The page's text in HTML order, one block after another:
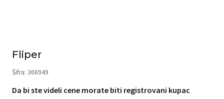
Fliper
Šifra: 306949
Da bi ste videli cene morate biti registrovani kupac